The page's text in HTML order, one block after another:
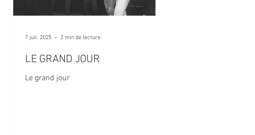
LE GRAND JOUR
Le grand jour
7 juil. 2025 2 min de lecture